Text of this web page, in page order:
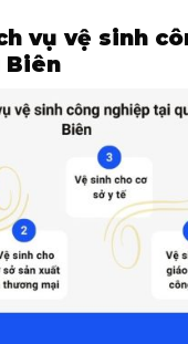
vụ vệ sinh
Biên